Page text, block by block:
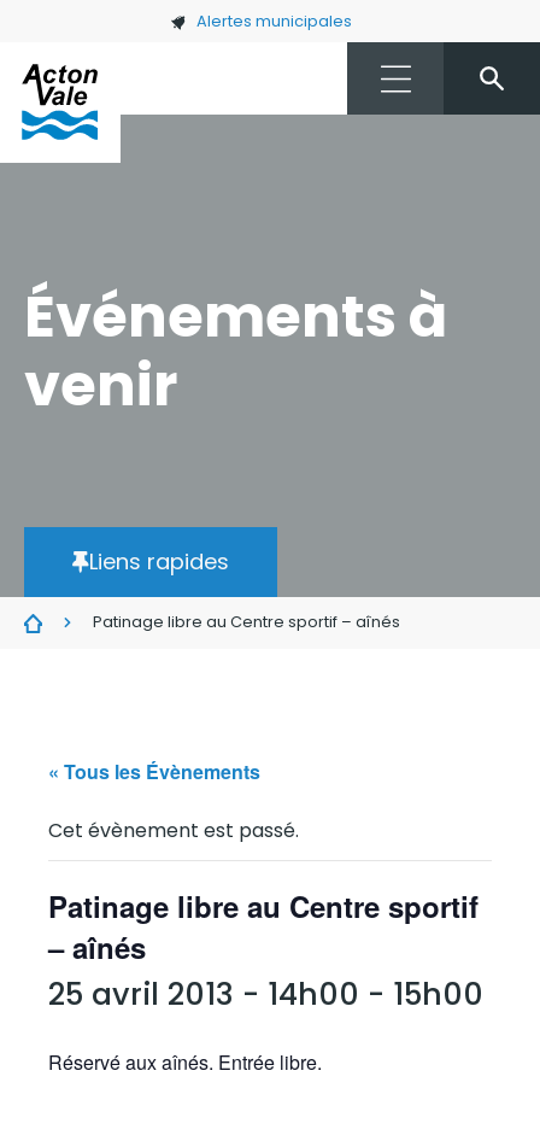
Skip to main content Alertes municipales
Événements à
venir
Liens rapides
Patinage libre au Centre sportif – aînés
« Tous les Évènements
Cet évènement est passé.
Patinage libre au Centre sportif
– aînés
25 avril 2013 - 14h00 - 15h00
Réservé aux aînés. Entrée libre.